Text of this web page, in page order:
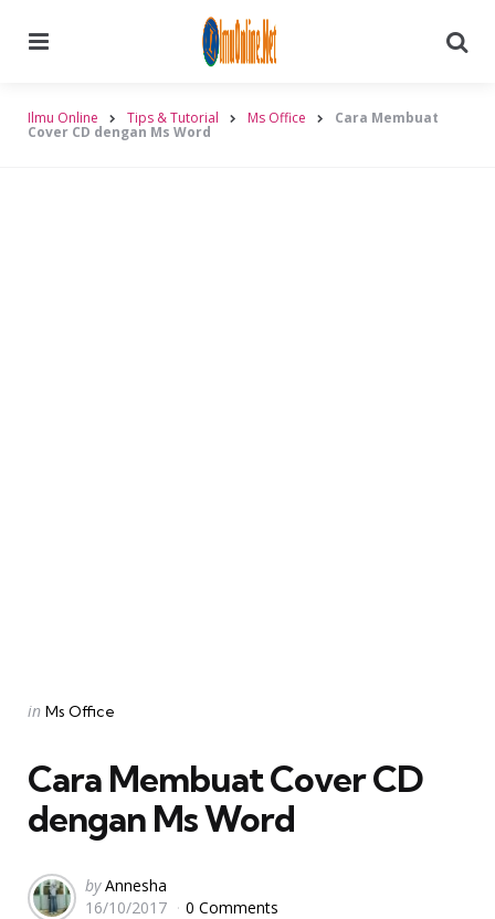
Ilmu Online Tips & Tutorial Ms Office Cara Membuat
Cover CD dengan Ms Word
Categories
Posted
in Ms Office
Cara Membuat Cover CD
dengan Ms Word
Posted
by
by Annesha
16/10/2017
0 Comments